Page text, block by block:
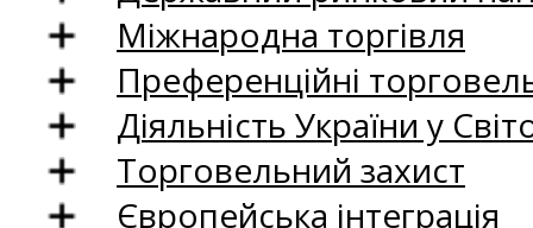
Міжнародна торгівля
Преференційні
Діяльність України у
Торговельний захист
Європейська інтеграція